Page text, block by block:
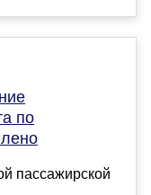
по
пассажирской